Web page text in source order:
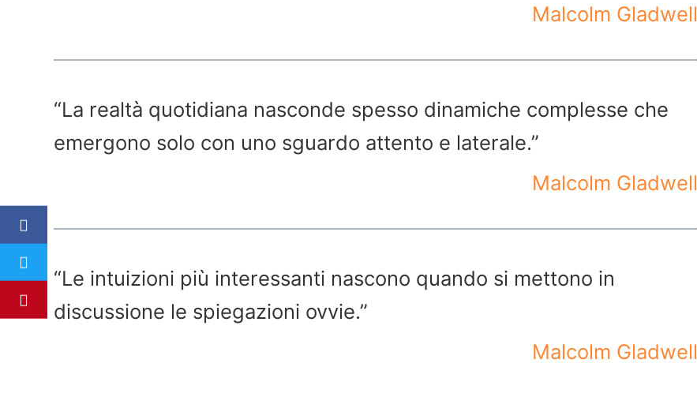
Malcolm Gladwell
“La realtà quotidiana nasconde spesso dinamiche complesse che
emergono solo con uno sguardo attento e laterale.”
Malcolm Gladwell
“Le intuizioni più interessanti nascono quando si mettono in
discussione le spiegazioni ovvie.”
Malcolm Gladwell